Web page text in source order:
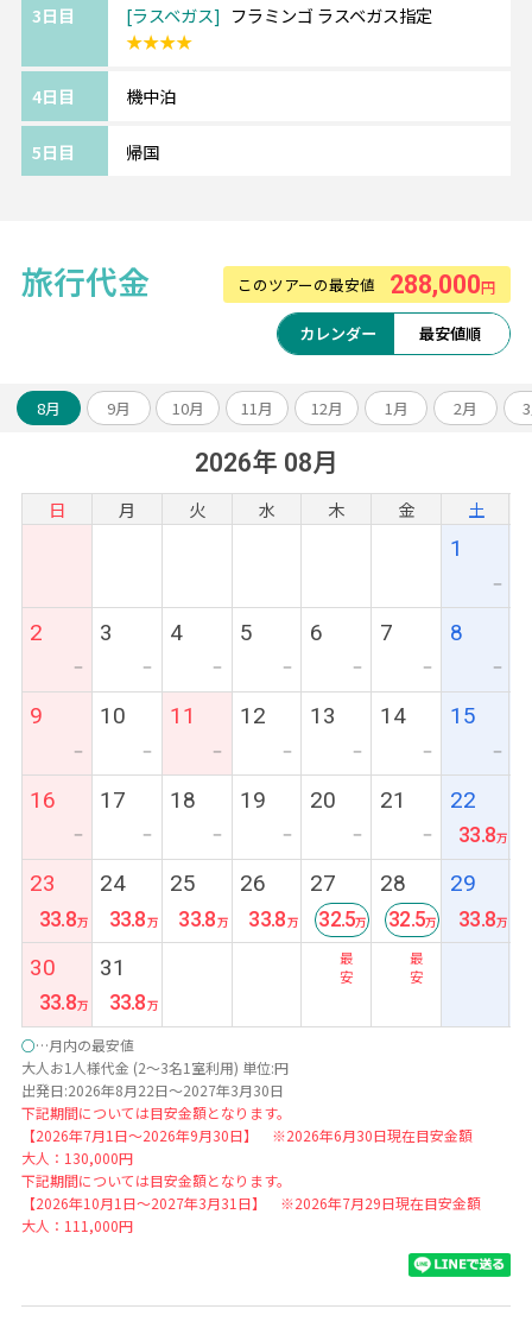
3日目 ラスベガス
フラミンゴ ラスベガス指定
★★★★
4日目 機中泊
5日目 帰国
旅行代金 このツアーの最安値 288,000円
カレンダー 最安値順
8月 9月 10月 11月 12月 1月 2月
2026年 08月
日 月 火 水 木 金 土
1
ー
2
ー
3
ー
4
ー
5
ー
6
ー
7
ー
8
ー
9
ー
10
ー
11
ー
12
ー
13
ー
14
ー
15
ー
16
ー
17
ー
18
ー
19
ー
20
ー
21
ー
22
33.8
23
33.8
24
33.8
25
33.8
26
33.8
27
最
安
32.5
28
最
安
32.5
29
33.8
30
33.8
31
33.8
○…月内の最安値
大人お1人様代金 (2～3名1室利用) 単位:円
出発日:2026年8月22日～2027年3月30日
下記期間については目安金額となります。
【2026年7月1日～2026年9月30日】 ※2026年6月30日現在目安金額
大人：130,000円
下記期間については目安金額となります。
【2026年10月1日～2027年3月31日】 ※2026年7月29日現在目安金額
大人：111,000円